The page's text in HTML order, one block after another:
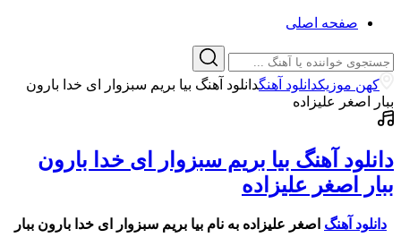
صفحه اصلی
کهن موزیکدانلود آهنگدانلود آهنگ بیا بریم سبزوار ای خدا بارون
ببار اصغر علیزاده
دانلود آهنگ بیا بریم سبزوار ای خدا بارون
ببار اصغر علیزاده
دانلود آهنگ اصغر علیزاده به نام بیا بریم سبزوار ای خدا بارون ببار